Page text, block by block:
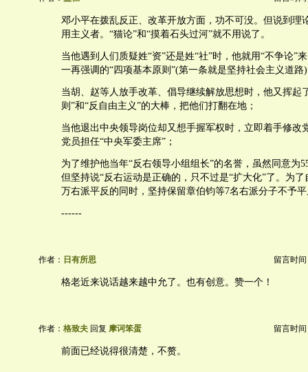
邓小平在拨乱反正、改革开放方面，功不可没。但说到理
用主义者。“猫论”和“摸着石头过河”就不用说了。
当他遇到人们质疑姓“资”还是姓“社”时，他就用“不争论”
一再强调的“四项基本原则”(第一条就是坚持社会主义道路
当胡、赵等人放手改革、倡导继续解放思想时，他又挥起
则”和“反自由主义”的大棒，把他们打翻在地；
当他退出中央领导岗位却又想手握军权时，立即着手修改
党员担任“中央军委主席”；
为了维护他当年“反右领导小组组长”的名誉，虽然同意为
但坚持说“反右运动是正确的，只不过是“扩大化”了。为了
万右派平反的同时，坚持保留章伯钧等7名右派分子不予
------
作者： 日有所思 留言时间
格老近来说话越来越中允了。也有创意。赞一个！
作者： 格致夫 回复 摩诃笨蛋 留言时间
前面已经说得很清楚，不赘。